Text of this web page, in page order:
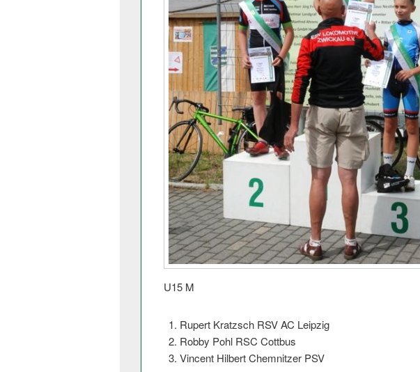
U15 M
Rupert Kratzsch RSV AC Leipzig
Robby Pohl RSC Cottbus
Vincent Hilbert Chemnitzer PSV